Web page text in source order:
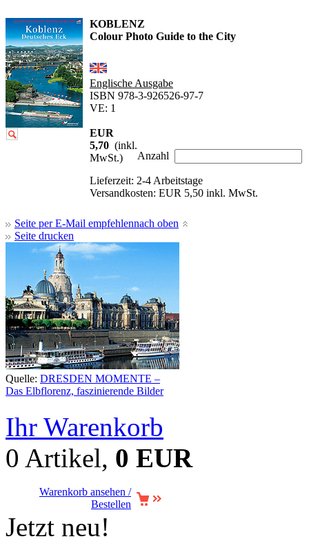
KOBLENZ
Colour Photo Guide to the City
Englische Ausgabe
ISBN 978-3-926526-97-7
VE: 1
EUR
5,70 (inkl.
MwSt.)
Anzahl
Lieferzeit: 2-4 Arbeitstage
Versandkosten: EUR 5,50 inkl. MwSt.
Seite per E-Mail empfehlen
Seite drucken
nach oben
Quelle: DRESDEN MOMENTE –
Das Elbflorenz, faszinierende Bilder
Ihr Warenkorb
0 Artikel, 0 EUR
Warenkorb ansehen /
Bestellen
Jetzt neu!